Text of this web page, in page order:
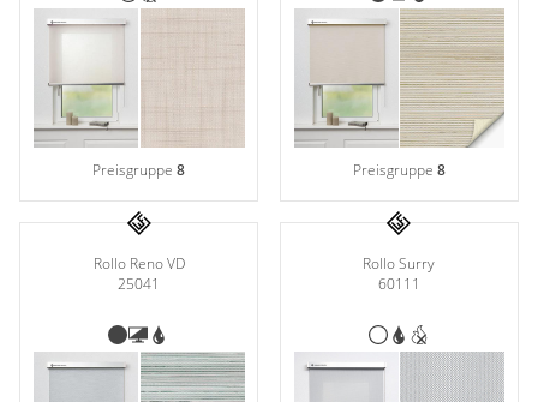
Preisgruppe8 Preisgruppe 8
Rollo Reno VD
25041
Rollo Surry
60111